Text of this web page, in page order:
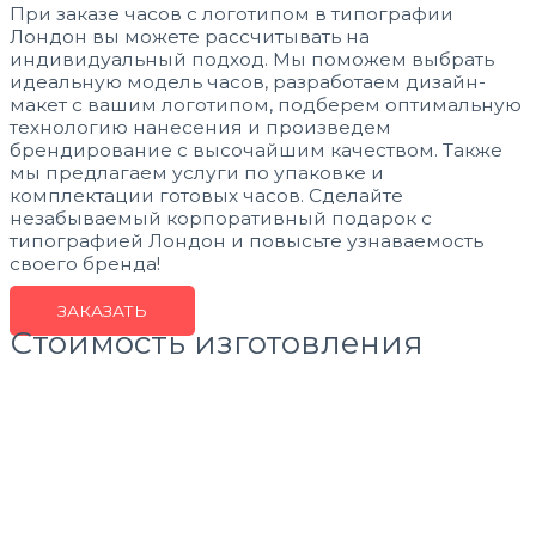
При заказе часов с логотипом в типографии
Лондон вы можете рассчитывать на
индивидуальный подход. Мы поможем выбрать
идеальную модель часов, разработаем дизайн-
макет с вашим логотипом, подберем оптимальную
технологию нанесения и произведем
брендирование с высочайшим качеством. Также
мы предлагаем услуги по упаковке и
комплектации готовых часов. Сделайте
незабываемый корпоративный подарок с
типографией Лондон и повысьте узнаваемость
своего бренда!
ЗАКАЗАТЬ
Стоимость изготовления